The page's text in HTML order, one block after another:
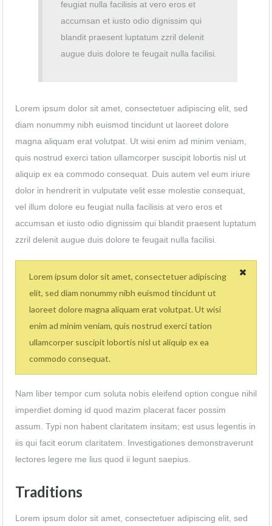
feugiat nulla facilisis at vero eros et
accumsan et iusto odio dignissim qui
blandit praesent luptatum zzril delenit
augue duis dolore te feugait nulla facilisi.
Lorem ipsum dolor sit amet, consectetuer adipiscing elit, sed
diam nonummy nibh euismod tincidunt ut laoreet dolore
magna aliquam erat volutpat. Ut wisi enim ad minim veniam,
quis nostrud exerci tation ullamcorper suscipit lobortis nisl ut
aliquip ex ea commodo consequat. Duis autem vel eum iriure
dolor in hendrerit in vulputate velit esse molestie consequat,
vel illum dolore eu feugiat nulla facilisis at vero eros et
accumsan et iusto odio dignissim qui blandit praesent luptatum
zzril delenit augue duis dolore te feugait nulla facilisi.
Lorem ipsum dolor sit amet, consectetuer adipiscing
elit, sed diam nonummy nibh euismod tincidunt ut
laoreet dolore magna aliquam erat volutpat. Ut wisi
enim ad minim veniam, quis nostrud exerci tation
ullamcorper suscipit lobortis nisl ut aliquip ex ea
commodo consequat.
Nam liber tempor cum soluta nobis eleifend option congue nihil
imperdiet doming id quod mazim placerat facer possim
assum. Typi non habent claritatem insitam; est usus legentis in
iis qui facit eorum claritatem. Investigationes demonstraverunt
lectores legere me lius quod ii legunt saepius.
Traditions
Lorem ipsum dolor sit amet, consectetuer adipiscing elit, sed